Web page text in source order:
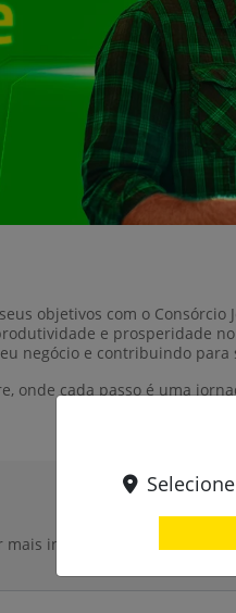
objetivos com o
e prosperidade
negócio e contribuindo para
onde cada passo é uma
Entre em
mais informações, por favor,